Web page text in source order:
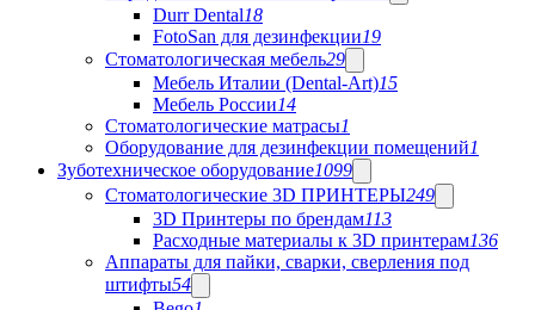
Durr Dental18
FotoSan для дезинфекции19
Стоматологическая мебель29
Мебель Италии (Dental-Art)15
Мебель России14
Стоматологические матрасы1
Оборудование для дезинфекции помещений1
Зуботехническое оборудование1099
Стоматологические 3D ПРИНТЕРЫ249
3D Принтеры по брендам113
Расходные материалы к 3D принтерам136
Аппараты для пайки, сварки, сверления под
штифты54